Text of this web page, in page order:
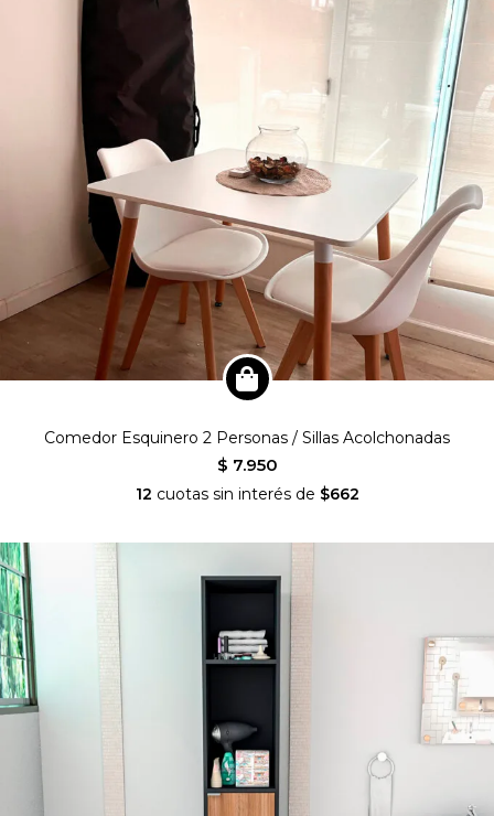
Comedor Esquinero 2 Personas / Sillas Acolchonadas
$ 7.950
12 cuotas sin interés de $662